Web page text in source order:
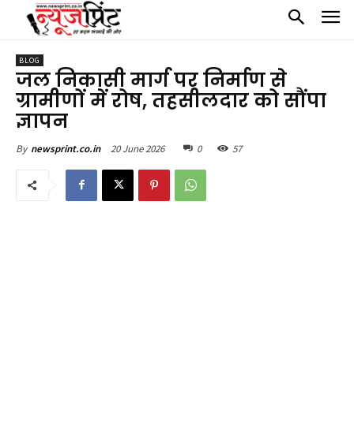
BLOG
जल निकासी मार्ग पर निर्माण से
ग्रामीणों में रोष, तहसीलदार को सौंपा
ज्ञापन
By newsprint.co.in 20 June 2026 0 57